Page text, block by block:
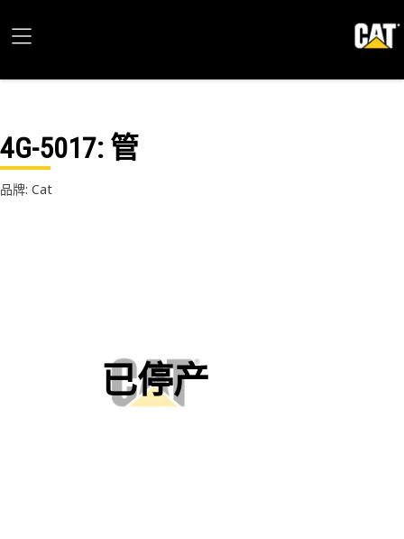
4G-5017: 管
品牌: Cat
已停产